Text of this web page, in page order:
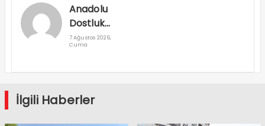
Anadolu
Dostluk
Rallisi
7 Ağustos 2026,
Cuma
İlgili Haberler